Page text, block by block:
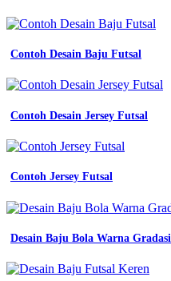
Contoh Desain Baju Futsal
Contoh Desain Jersey Futsal
Contoh Jersey Futsal
Desain Baju Bola Warna Gradasi